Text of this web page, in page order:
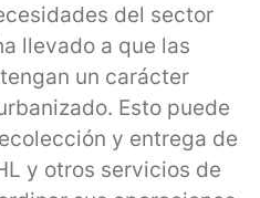
del sector
llevado a que las
un carácter
Esto puede
y entrega de
y otros servicios de